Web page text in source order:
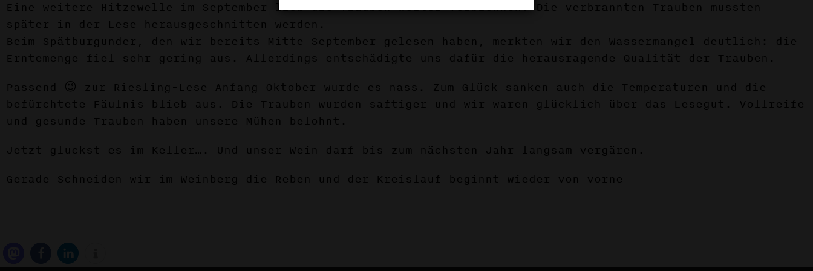
Eine weitere Hitzewelle im September ließ die Trauben weiter verbrennen. Die verbrannten Trauben mussten
später in der Lese herausgeschnitten werden.
Beim Spätburgunder, den wir bereits Mitte September gelesen haben, merkten wir den Wassermangel deutlich: die
Erntemenge fiel sehr gering aus. Allerdings entschädigte uns dafür die herausragende Qualität der Trauben.
Passend 😉 zur Riesling-Lese Anfang Oktober wurde es nass. Zum Glück sanken auch die Temperaturen und die
befürchtete Fäulnis blieb aus. Die Trauben wurden saftiger und wir waren glücklich über das Lesegut. Vollreife
und gesunde Trauben haben unsere Mühen belohnt.
Jetzt gluckst es im Keller…. Und unser Wein darf bis zum nächsten Jahr langsam vergären.
Gerade Schneiden wir im Weinberg die Reben und der Kreislauf beginnt wieder von vorne